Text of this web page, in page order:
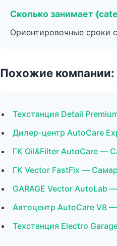
Сколько занимает
Ориентировочные сроки
Похожие компании:
Техстанция Detail
Дилер-центр AutoCare
ГК Oil&Filter AutoCare —
ГК Vector FastFix —
GARAGE Vector AutoLab
Автоцентр AutoCare V8
Техстанция Electro